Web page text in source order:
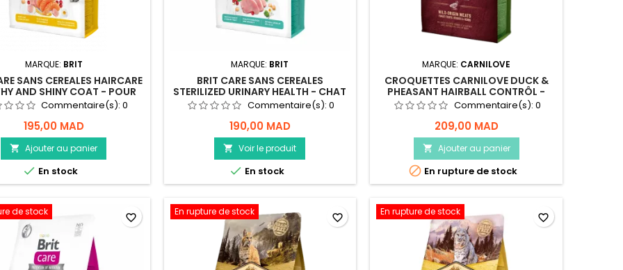
MARQUE: BRIT
SANS CEREALES HAIRCARE
AND SHINY COAT - POUR
CHAT - 2KG
Commentaire(s):0
195,00 MAD
 Ajouter au panier
 En stock
MARQUE: BRIT
BRIT CARE SANS CEREALES
STERILIZED URINARY HEALTH - CHAT
Commentaire(s): 0
190,00 MAD
 Voir le produit
 En stock
MARQUE: CARNILOVE
CROQUETTES CARNILOVE DUCK &
PHEASANT HAIRBALL CONTRÔL -
POUR CHAT - (CONTROLE DES
BOULES DE POILS) - 2KG
Commentaire(s): 0
209,00 MAD
 Ajouter au panier
 En rupture de stock
de stock favorite_border En rupture de stock favorite_border En rupture de stock favorite_border